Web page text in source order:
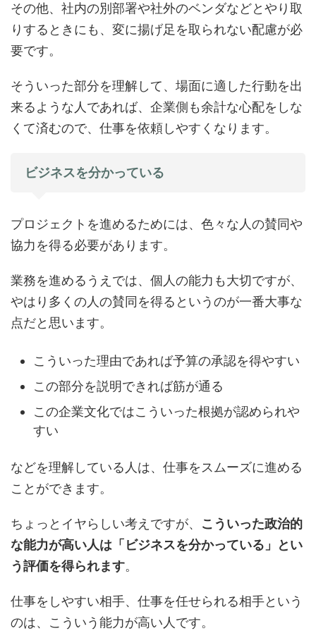
その他、社内の別部署や社外のベンダなどとやり取
りするときにも、変に揚げ足を取られない配慮が必
要です。
そういった部分を理解して、場面に適した行動を出
来るような人であれば、企業側も余計な心配をしな
くて済むので、仕事を依頼しやすくなります。
ビジネスを分かっている
プロジェクトを進めるためには、色々な人の賛同や
協力を得る必要があります。
業務を進めるうえでは、個人の能力も大切ですが、
やはり多くの人の賛同を得るというのが一番大事な
点だと思います。
こういった理由であれば予算の承認を得やすい
この部分を説明できれば筋が通る
この企業文化ではこういった根拠が認められや
すい
などを理解している人は、仕事をスムーズに進める
ことができます。
ちょっとイヤらしい考えですが、 こういった政治的
な能力が高い人は「ビジネスを分かっている」とい
う評価を得られます。
仕事をしやすい相手、仕事を任せられる相手という
のは、こういう能力が高い人です。